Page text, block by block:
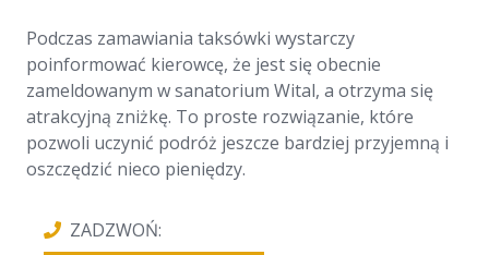
Podczas zamawiania taksówki wystarczy
poinformować kierowcę, że jest się obecnie
zameldowanym w sanatorium Wital, a otrzyma się
atrakcyjną zniżkę. To proste rozwiązanie, które
pozwoli uczynić podróż jeszcze bardziej przyjemną i
oszczędzić nieco pieniędzy.
ZADZWOŃ: